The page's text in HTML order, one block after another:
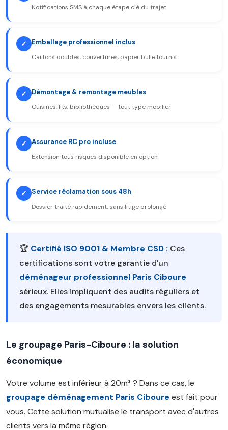
Notifications SMS à chaque étape clé du trajet
✓ Emballage professionnel inclus
Cartons doubles, couvertures, papier bulle fournis
✓ Démontage & remontage meubles
Cuisines, lits, bibliothèques — tout type mobilier
✓ Assurance RC pro incluse
Extension tous risques disponible en option
✓ Service réclamation sous 48h
Dossier traité rapidement, sans litige prolongé
🏆 Certifié ISO 9001 & Membre CSD : Ces
certifications sont votre garantie d'un
déménageur professionnel Paris Ciboure
sérieux. Elles impliquent des audits réguliers et
des engagements mesurables envers les clients.
Le groupage Paris-Ciboure : la solution
économique
Votre volume est inférieur à 20m³ ? Dans ce cas, le
groupage déménagement Paris Ciboure est fait pour
vous. Cette solution mutualise le transport avec d'autres
clients vers la même région.